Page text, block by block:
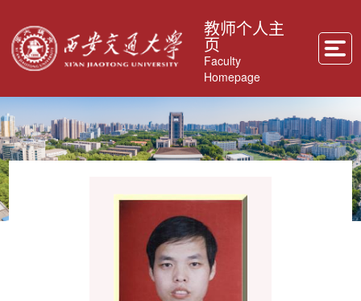
教师个人主
页
Faculty
Homepage